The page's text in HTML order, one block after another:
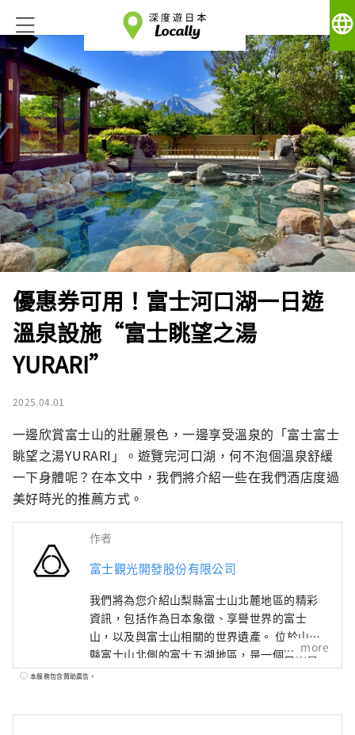
language
優惠券可用！富士河口湖一日遊
溫泉設施“富士眺望之湯
YURARI”
2025.04.01
一邊欣賞富士山的壯麗景色，一邊享受溫泉的「富士富士
眺望之湯YURARI」。遊覽完河口湖，何不泡個溫泉舒緩
一下身體呢？在本文中，我們將介紹一些在我們酒店度過
美好時光的推薦方式。
作者
富士觀光開發股份有限公司
我們將為您介紹山梨縣富士山北麓地區的精彩
資訊，包括作為日本象徵、享譽世界的富士
山，以及與富士山相關的世界遺產。 位於山梨
縣富士山北側的富士五湖地區，是一個自然資
源豐富的區域，由本栖湖、精進湖、西湖、河
more
本服務包含贊助廣告。